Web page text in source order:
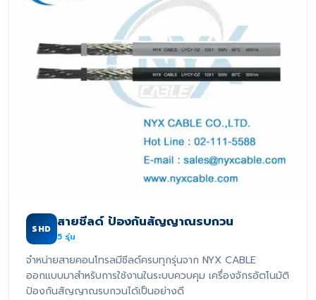
SHD สายชีลด์ ป้องกันสัญญาณรบกวน
5 รุ่น
จำหน่ายสายคอนโทรลมีชีลด์ครบทุกรุ่นจาก NYX CABLE
ออกแบบมาสำหรับการใช้งานในระบบควบคุม เครื่องจักรอัตโนมัติ
ป้องกันสัญญาณรบกวนได้เป็นอย่างดี